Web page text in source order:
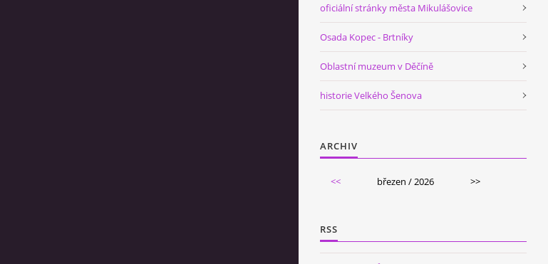
oficiální stránky města Mikulášovice
Osada Kopec - Brtníky
Oblastní muzeum v Děčíně
historie Velkého Šenova
ARCHIV
<< březen / 2026 >>
RSS